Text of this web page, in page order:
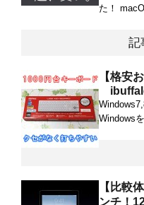
た！
記
【格安
Windows
【比較
ンチ！